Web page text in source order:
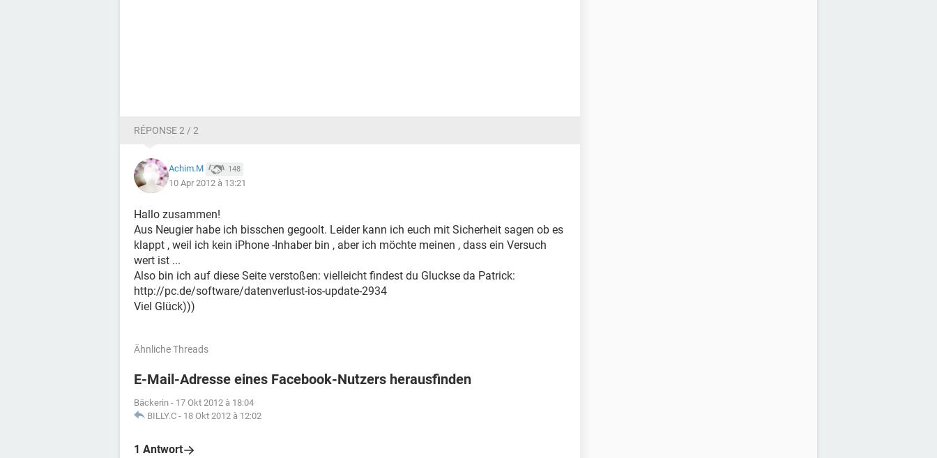
RÉPONSE 2 / 2
Achim.M 148
10 Apr 2012 à 13:21
Hallo zusammen!
Aus Neugier habe ich bisschen gegoolt. Leider kann ich euch mit Sicherheit sagen ob es
klappt , weil ich kein iPhone -Inhaber bin , aber ich möchte meinen , dass ein Versuch
wert ist ...
Also bin ich auf diese Seite verstoßen: vielleicht findest du Gluckse da Patrick:
http://pc.de/software/datenverlust-ios-update-2934
Viel Glück)))
Ähnliche Threads
E-Mail-Adresse eines Facebook-Nutzers herausfinden
Bäckerin - 17 Okt 2012 à 18:04
BILLY.C - 18 Okt 2012 à 12:02
1 Antwort